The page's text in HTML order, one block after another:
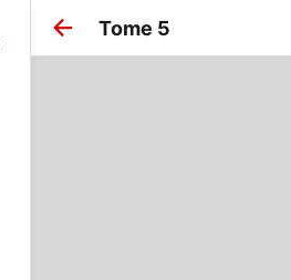
Tome 5